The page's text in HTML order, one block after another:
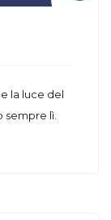
la luce del
sempre lì.